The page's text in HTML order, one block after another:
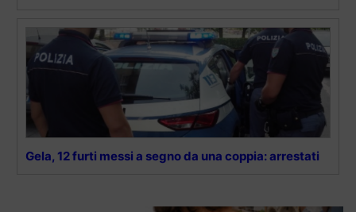
Gela, 12 furti messi a segno da una coppia: arrestati